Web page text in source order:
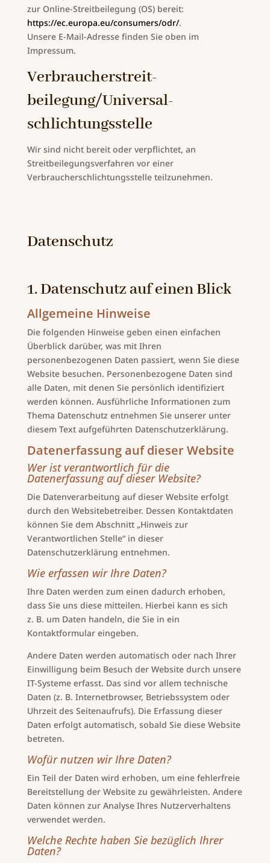
zur Online-Streitbeilegung (OS) bereit:
https://ec.europa.eu/consumers/odr/.
Unsere E-Mail-Adresse finden Sie oben im
Impressum.
Verbraucher­streit­
beilegung/Universal­
schlichtungs­stelle
Wir sind nicht bereit oder verpflichtet, an
Streitbeilegungsverfahren vor einer
Verbraucherschlichtungsstelle teilzunehmen.
Datenschutz
1. Datenschutz auf einen Blick
Allgemeine Hinweise
Die folgenden Hinweise geben einen einfachen
Überblick darüber, was mit Ihren
personenbezogenen Daten passiert, wenn Sie diese
Website besuchen. Personenbezogene Daten sind
alle Daten, mit denen Sie persönlich identifiziert
werden können. Ausführliche Informationen zum
Thema Datenschutz entnehmen Sie unserer unter
diesem Text aufgeführten Datenschutzerklärung.
Datenerfassung auf dieser Website
Wer ist verantwortlich für die
Datenerfassung auf dieser Website?
Die Datenverarbeitung auf dieser Website erfolgt
durch den Websitebetreiber. Dessen Kontaktdaten
können Sie dem Abschnitt „Hinweis zur
Verantwortlichen Stelle“ in dieser
Datenschutzerklärung entnehmen.
Wie erfassen wir Ihre Daten?
Ihre Daten werden zum einen dadurch erhoben,
dass Sie uns diese mitteilen. Hierbei kann es sich
z. B. um Daten handeln, die Sie in ein
Kontaktformular eingeben.
Andere Daten werden automatisch oder nach Ihrer
Einwilligung beim Besuch der Website durch unsere
IT-Systeme erfasst. Das sind vor allem technische
Daten (z. B. Internetbrowser, Betriebssystem oder
Uhrzeit des Seitenaufrufs). Die Erfassung dieser
Daten erfolgt automatisch, sobald Sie diese Website
betreten.
Wofür nutzen wir Ihre Daten?
Ein Teil der Daten wird erhoben, um eine fehlerfreie
Bereitstellung der Website zu gewährleisten. Andere
Daten können zur Analyse Ihres Nutzerverhaltens
verwendet werden.
Welche Rechte haben Sie bezüglich Ihrer
Daten?